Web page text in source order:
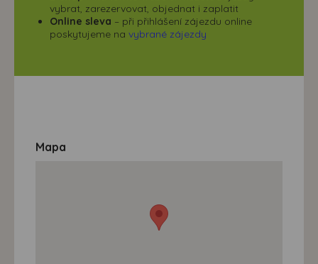
vybrat, zarezervovat, objednat i zaplatit
Online sleva – při přihlášení zájezdu online
poskytujeme na vybrané zájezdy
Mapa